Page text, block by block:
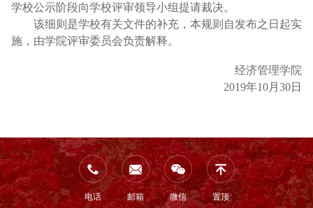
学校公示阶段向学校评审领导小组提请裁决。
该细则是学校有关文件的补充，本规则自发布之日起实
施，由学院评审委员会负责解释。
经济管理学院
2019年10月 30日
电话 邮箱 微信 置顶